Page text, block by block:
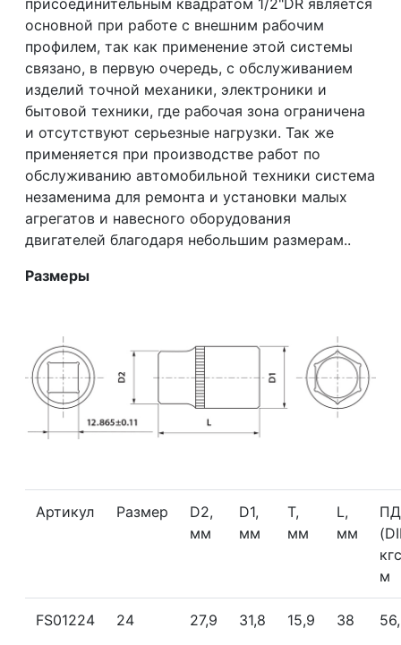
основной при работе с внешним рабочим
профилем, так как применение этой системы
связано, в первую очередь, с обслуживанием
изделий точной механики, электроники и
бытовой техники, где рабочая зона ограничена
и отсутствуют серьезные нагрузки. Так же
применяется при производстве работ по
обслуживанию автомобильной техники система
незаменима для ремонта и установки малых
агрегатов и навесного оборудования
двигателей благодаря небольшим размерам..
Размеры
Артикул Размер
D2,
мм
D1,
мм
T,
мм
L,
мм
м
FS01224 24 27,9 31,8 15,9 38